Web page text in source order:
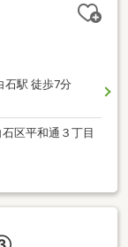
石駅 徒歩7分
区平和通３丁目